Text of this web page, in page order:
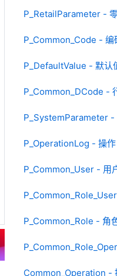
P_RetailParameter -
P_Common_Code - 编
P_DefaultValue - 默认
P_Common_DCode -
P_SystemParameter -
P_OperationLog - 操
P_Common_User - 用
P_Common_Role - 角
Common_Operation -